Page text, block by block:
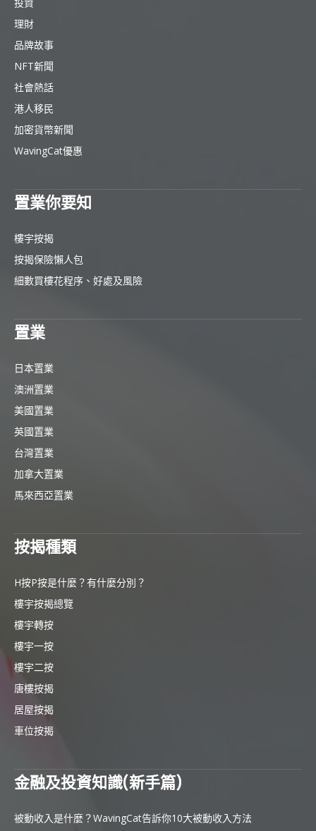
理財
品牌故事
NFT新聞
社會熱話
港人移民
加密貨幣新聞
WavingCat優惠
置業你要知
樓宇按揭
按揭保險懶人包
細數買樓花程序、好處及風險
置業
日本置業
澳洲置業
美國置業
英國置業
台灣置業
加拿大置業
馬來西亞置業
按揭種類
H按P按是什麼？有什麼分別？
樓宇按揭總覽
樓宇轉按
樓宇一按
樓宇二按
唐樓按揭
居屋按揭
車位按揭
金融及投資知識(新手篇)
被動收入是什麼？WavingCat告訴你10大被動收入方法